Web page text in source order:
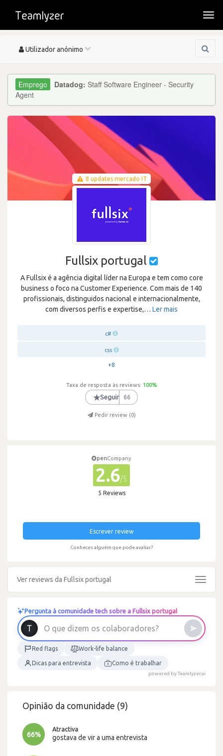
Toggle
Utilizador anónimo
Datadog: Staff Software Engineer - Security
Agent
8 updates mercado IT
Fullsix portugal
A Fullsix é a agência digital líder na Europa e tem como core
business o foco na Customer Experience. Com mais de 140
profissionais, distinguidos nacional e internacionalmente,
com diversos perfis e expertise,… Ler mais
c#
css
+8
Taxa de resposta às reviews: 100%
★Seguir 66
Pedir review (0)
penCompany
2.6/5
5 Reviews
Escrever review
Conheces alguém que pode avaliar?
Ver reviews da Fullsix portugal
Toggle
Pergunta à comunidade tech sobre a Fullsix portugal
O que d izem os colaborad ores?
Red flags Work-life balance
Dicas para entrevista Como é trabalhar
powered by Teamlyzer.ai
Opinião da comunidade (9)
66%
Atractiva
gostava de vir a uma entrevista